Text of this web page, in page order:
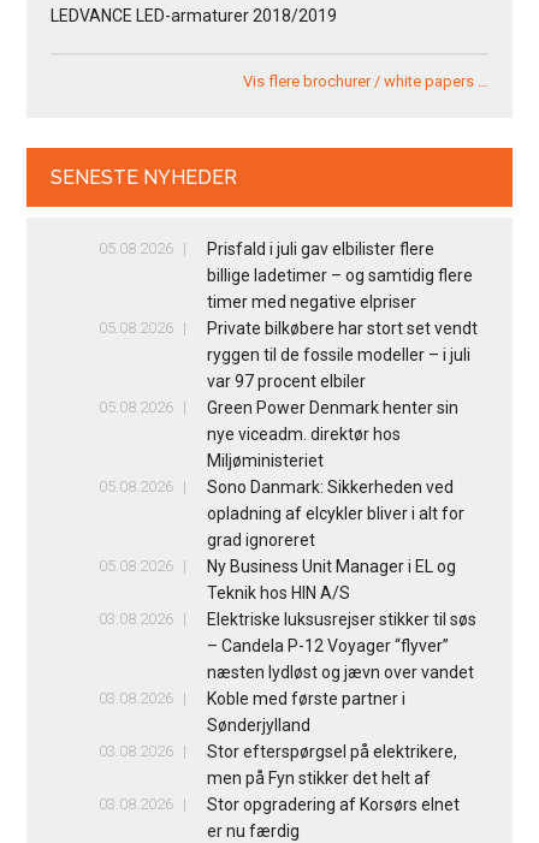
LEDVANCE LED-armaturer 2018/2019
Vis flere brochurer / white papers …
SENESTE NYHEDER
05.08.2026
Prisfald i juli gav elbilister flere
billige ladetimer – og samtidig flere
timer med negative elpriser
05.08.2026
Private bilkøbere har stort set vendt
ryggen til de fossile modeller – i juli
var 97 procent elbiler
05.08.2026
Green Power Denmark henter sin
nye viceadm. direktør hos
Miljøministeriet
05.08.2026
Sono Danmark: Sikkerheden ved
opladning af elcykler bliver i alt for
grad ignoreret
05.08.2026
Ny Business Unit Manager i EL og
Teknik hos HIN A/S
03.08.2026
Elektriske luksusrejser stikker til søs
– Candela P-12 Voyager “flyver”
næsten lydløst og jævn over vandet
03.08.2026
Koble med første partner i
Sønderjylland
03.08.2026
Stor efterspørgsel på elektrikere,
men på Fyn stikker det helt af
03.08.2026
Stor opgradering af Korsørs elnet
er nu færdig